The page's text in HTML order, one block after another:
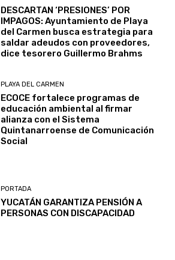
DESCARTAN ‘PRESIONES’ POR
IMPAGOS: Ayuntamiento de Playa
del Carmen busca estrategia para
saldar adeudos con proveedores,
dice tesorero Guillermo Brahms
PLAYA DEL CARMEN
ECOCE fortalece programas de
educación ambiental al firmar
alianza con el Sistema
Quintanarroense de Comunicación
Social
PORTADA
YUCATÁN GARANTIZA PENSIÓN A
PERSONAS CON DISCAPACIDAD